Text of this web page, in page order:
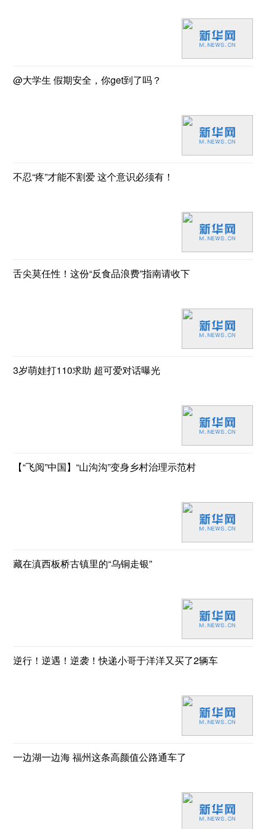
@大学生 假期安全，你get到了吗？
不忍“疼”才能不割爱 这个意识必须有！
舌尖莫任性！这份“反食品浪费”指南请收下
3岁萌娃打110求助 超可爱对话曝光
【“飞阅”中国】“山沟沟”变身乡村治理示范村
藏在滇西板桥古镇里的“乌铜走银”
逆行！逆遇！逆袭！快递小哥于洋洋又买了2辆车
一边湖一边海 福州这条高颜值公路通车了